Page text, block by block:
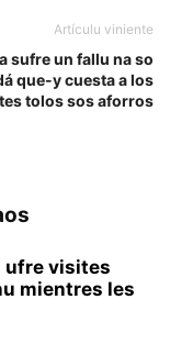
Artículu viniente
sufre un fallu na so
que-y cuesta a los
tolos sos aforros
ufre visites
mientres les